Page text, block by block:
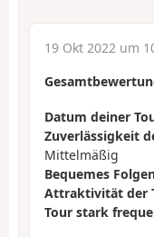
19 Okt 2022 um
Datum deiner
Zuverlässigkeit
Mittelmäßig
Bequemes
Attraktivität der
Tour stark